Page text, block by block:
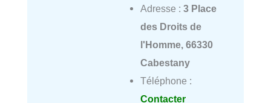
Adresse : 3 Place
des Droits de
l'Homme, 66330
Cabestany
Téléphone :
Contacter